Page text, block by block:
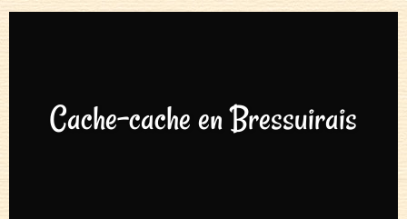
Cache-cache en Bressuirais